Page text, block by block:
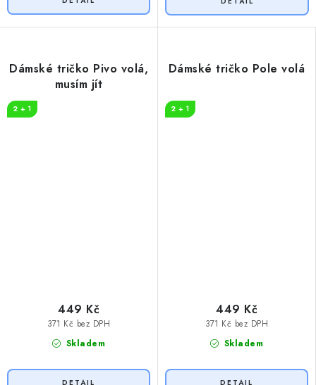
Dámské tričko Pivo volá,
musím jít
2 + 1
Skladem
371 Kč bez DPH
449 Kč
Dámské tričko Pole volá
2 + 1
Skladem
371 Kč bez DPH
449 Kč